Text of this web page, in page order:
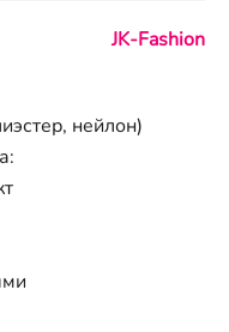
JK-Fashion
нейлон)